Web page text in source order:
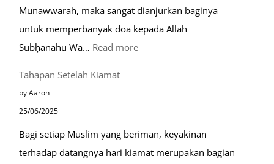
Munawwarah, maka sangat dianjurkan baginya
untuk memperbanyak doa kepada Allah
Subḥānahu Wa… Read more:
Tahapan Setelah Kiamat
by Aaron
25/06/2025
Bagi setiap Muslim yang beriman, keyakinan
terhadap datangnya hari kiamat merupakan bagian